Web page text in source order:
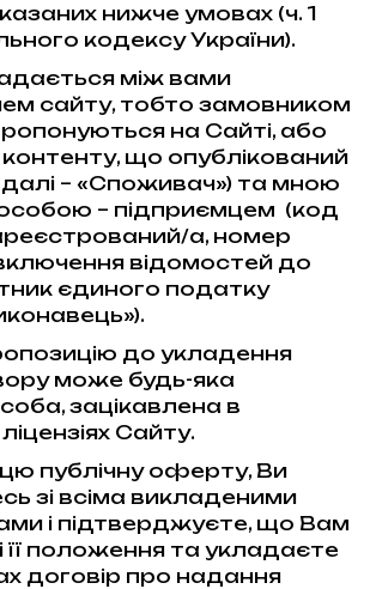
нижче умовах (ч. 1
кодексу України).
між вами
сайту, тобто замовником
на Сайті, або
контенту, що опублікований
– «Споживач») та мною
– підприємцем (код
а­­, номер
відомостей до
єдиного податку
до укладення
може будь-яка
зацікавлена в
Сайту.
публічну оферту, Ви
зі всіма викладеними
і підтверджуєте, що Вам
її положення та укладаєте
договір про надання